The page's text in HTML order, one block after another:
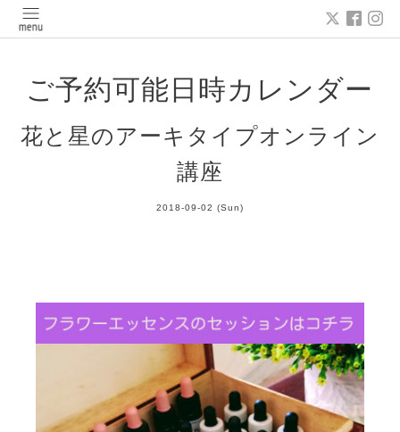
ご予約可能日時カレンダー
花と星のアーキタイプオンライン
講座
2018-09-02 (Sun)